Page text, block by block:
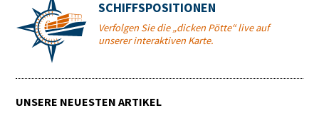
SCHIFFSPOSITIONEN
Verfolgen Sie die „dicken Pötte“ live auf
unserer interaktiven Karte.
UNSERE NEUESTEN ARTIKEL